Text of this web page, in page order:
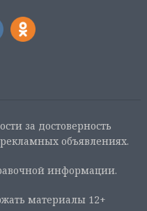
за достоверность
объявлениях.
информации.
материалы 12+